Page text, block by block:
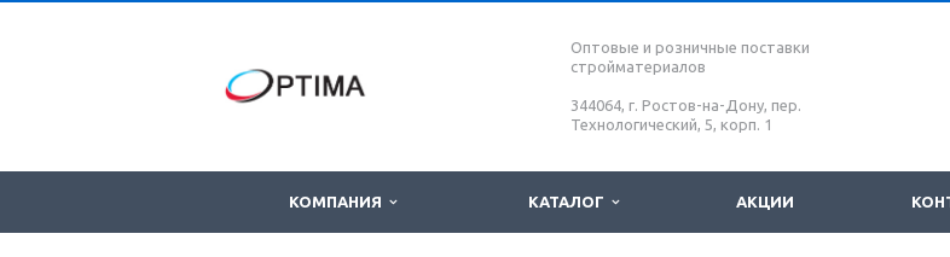
Оптовые и розничные поставки
стройматериалов
344064, г. Ростов-на-Дону, пер.
Технологический, 5, корп. 1
КОМПАНИЯ КАТАЛОГ АКЦИИ